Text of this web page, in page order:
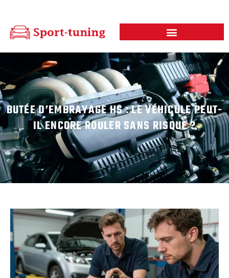
BUTÉE D’EMBRAYAGE HS : LE VÉHICULE PEUT-
IL ENCORE ROULER SANS RISQUE ?